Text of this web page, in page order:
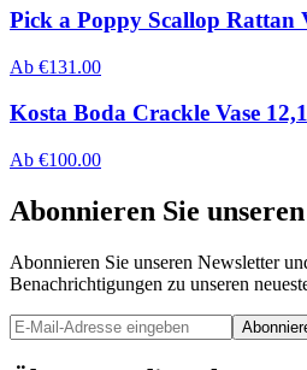
Pick a Poppy Scallop Rattan
Ab €131.00
Kosta Boda Crackle Vase
Ab €100.00
Abonnieren Sie
Abonnieren Sie unseren Newsletter
Benachrichtigungen zu unseren